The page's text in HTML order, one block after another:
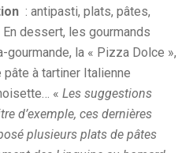
: antipasti, plats, pâtes,
dessert, les gourmands
la « Pizza Dolce »,
à tartiner Italienne
« Les suggestions
d’exemple, ces dernières
plusieurs plats de pâtes